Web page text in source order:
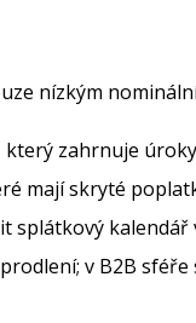
nízkým
který zahrnuje
mají skryté
kalendář
v B2B